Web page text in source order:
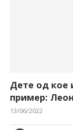
Дете од кое
пример:
13/06/2022